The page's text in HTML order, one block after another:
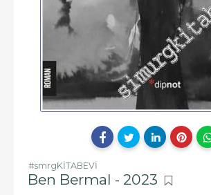
#smrgKİTABEVİ
Ben Bermal - 2023